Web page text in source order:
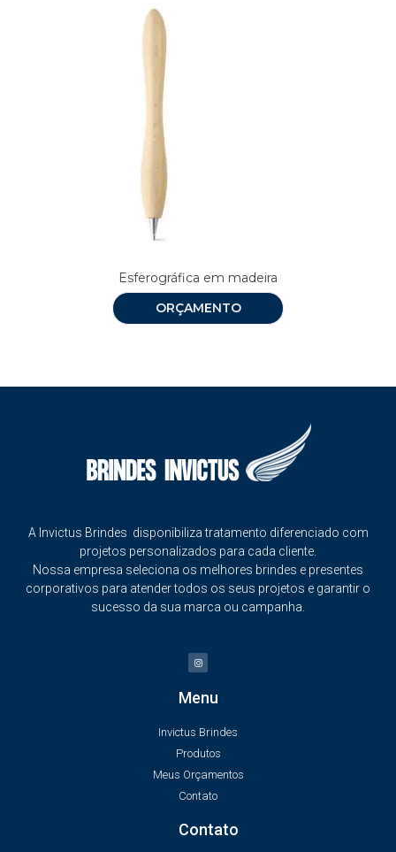
Esferográfica em madeira
ORÇAMENTO
A Invictus Brindes disponibiliza tratamento diferenciado com
projetos personalizados para cada cliente.
Nossa empresa seleciona os melhores brindes e presentes
corporativos para atender todos os seus projetos e garantir o
sucesso da sua marca ou campanha.
Menu
Invictus Brindes
Produtos
Meus Orçamentos
Contato
Contato